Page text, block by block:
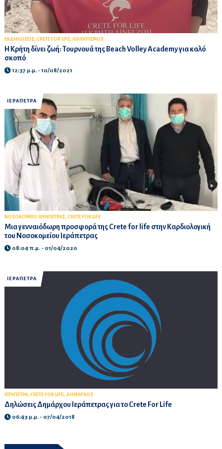
ΕΚΔΗΛΩΣΕΙΣ, CRETE FOR LIFE, ΑΘΛΗΤΙΣΜΟΣ
Η Κρήτη δίνει ζωή: Τουρνουά της Beach Volley Academy για καλό
σκοπό
12:37 μ.μ. - 10/08/2021
ΙΕΡΑΠΕΤΡΑ
ΝΟΣΟΚΟΜΕΙΟ ΙΕΡΑΠΕΤΡΑΣ, CRETE FOR LIFE
Μια γενναιόδωρη προσφορά της Crete for life στην Καρδιολογική
του Νοσοκομείου Ιεράπετρας
08:04 π.μ. - 01/04/2020
ΙΕΡΑΠΕΤΡΑ
ΙΕΡΑΠΕΤΡΑ, CRETE FOR LIFE, ΔΗΜΑΡΧΟΣ
Δηλώσεις Δημάρχου Ιεράπετρας για το Crete For Life
06:43 μ.μ. - 07/04/2018